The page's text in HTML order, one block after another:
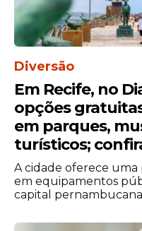
anos faz com que
representativas
atenção qualquer
Palácio do Campo
semanas que
Especialistas em
apontam que a
costuma gerar
comércio,
Diversão
Em Recife, no
opções
em parques,
turísticos;
A cidade oferece uma
em equipamentos
capital pernambucana